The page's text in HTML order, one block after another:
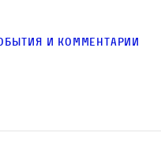
и комментарии